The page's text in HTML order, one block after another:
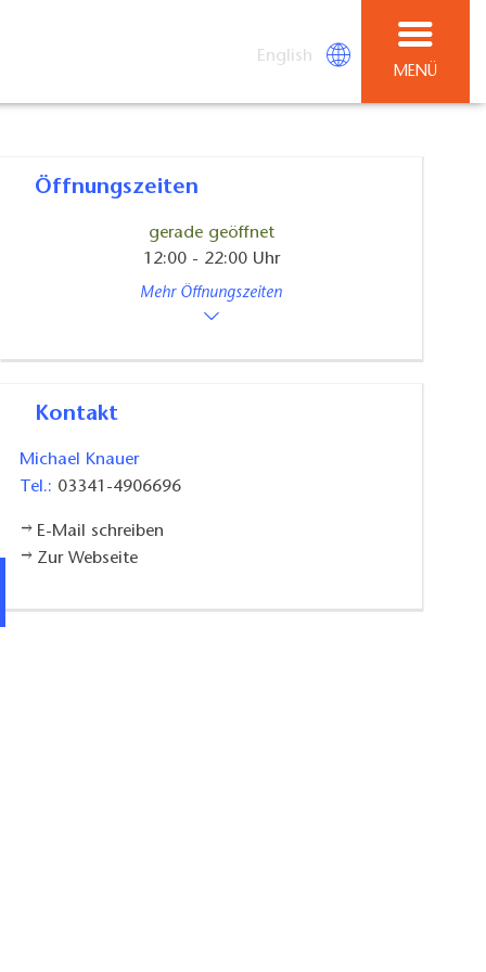
English
MENÜ
Öffnungszeiten
gerade geöffnet
12:00 - 22:00 Uhr
Mehr Öffnungszeiten
Kontakt
Michael Knauer
Tel.: 03341-4906696
E-Mail schreiben
Zur Webseite